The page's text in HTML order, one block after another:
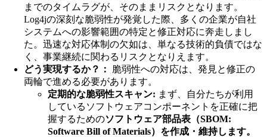
までのタイムラグが、そのままリスクとなります。
Log4jの深刻な脆弱性が発覚した際、多くの企業が自社
システムへの影響範囲の特定と修正対応に奔走しまし
た。迅速な対応体制の欠如は、単なる技術的負債ではな
く、事業継続に関わるリスクとなりえます。
どう実現するか？：
脆弱性への対応は、発見と修正の
両輪で進める必要があります。
定期的な脆弱性スキャン: まず、自分たちが利用
しているソフトウェアコンポーネントを正確に把
握するためのソフトウェア部品表（SBOM:
Software Bill of Materials）を作成・維持します。